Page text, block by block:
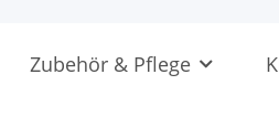
Zubehör & Pflege